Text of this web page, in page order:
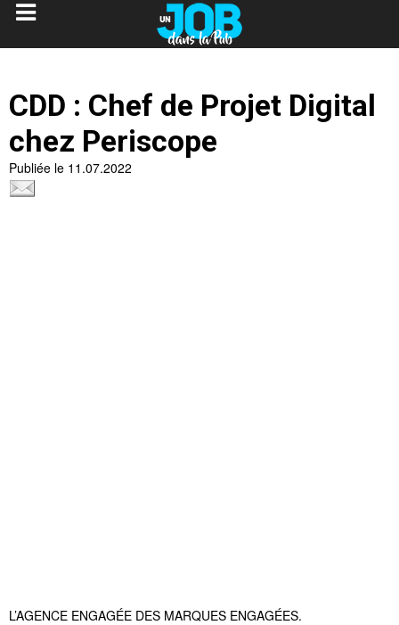
CDD : Chef de Projet Digital
chez Periscope
Publiée le 11.07.2022
L’AGENCE ENGAGÉE DES MARQUES ENGAGÉES.